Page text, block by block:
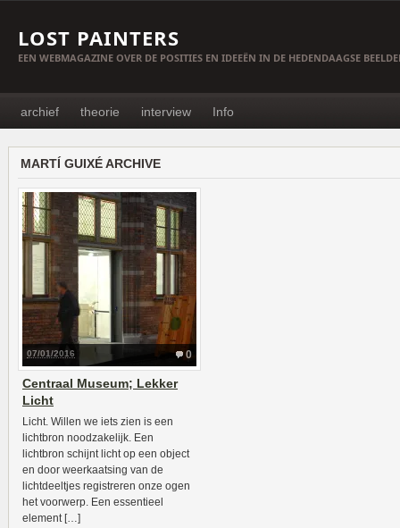
LOST PAINTERS
EEN WEBMAGAZINE OVER DE POSITIES EN IDEEËN IN DE HEDENDAAGSE
archief theorie interview Info
MARTÍ GUIXÉ ARCHIVE
0
07/01/2016
Centraal Museum; Lekker
Licht
Licht. Willen we iets zien is een
lichtbron noodzakelijk. Een
lichtbron schijnt licht op een object
en door weerkaatsing van de
lichtdeeltjes registreren onze ogen
het voorwerp. Een essentieel
element […]